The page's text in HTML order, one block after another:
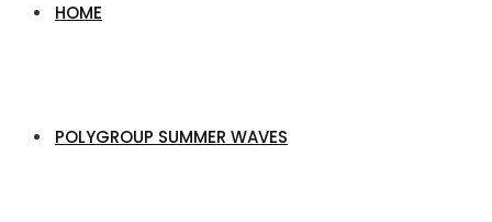
HOME
POLYGROUP SUMMER WAVES